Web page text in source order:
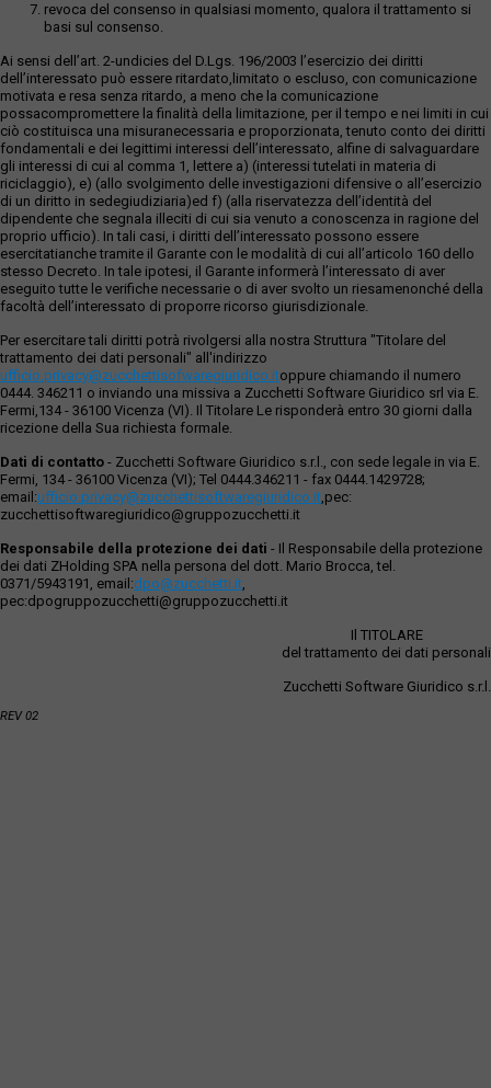
revoca del consenso in qualsiasi momento, qualora il trattamento si
basi sul consenso.
Ai sensi dell’art. 2-undicies del D.Lgs. 196/2003 l’esercizio dei diritti
dell’interessato può essere ritardato,limitato o escluso, con comunicazione
motivata e resa senza ritardo, a meno che la comunicazione
possacompromettere la finalità della limitazione, per il tempo e nei limiti in cui
ciò costituisca una misuranecessaria e proporzionata, tenuto conto dei diritti
fondamentali e dei legittimi interessi dell’interessato, alfine di salvaguardare
gli interessi di cui al comma 1, lettere a) (interessi tutelati in materia di
riciclaggio), e) (allo svolgimento delle investigazioni difensive o all’esercizio
di un diritto in sedegiudiziaria)ed f) (alla riservatezza dell’identità del
dipendente che segnala illeciti di cui sia venuto a conoscenza in ragione del
proprio ufficio). In tali casi, i diritti dell’interessato possono essere
esercitatianche tramite il Garante con le modalità di cui all’articolo 160 dello
stesso Decreto. In tale ipotesi, il Garante informerà l’interessato di aver
eseguito tutte le verifiche necessarie o di aver svolto un riesamenonché della
facoltà dell’interessato di proporre ricorso giurisdizionale.
Per esercitare tali diritti potrà rivolgersi alla nostra Struttura "Titolare del
trattamento dei dati personali" all'indirizzo
ufficio.privacy@zucchettisofwaregiuridico.itoppure chiamando il numero
0444. 346211 o inviando una missiva a Zucchetti Software Giuridico srl via E.
Fermi,134 - 36100 Vicenza (VI). Il Titolare Le risponderà entro 30 giorni dalla
ricezione della Sua richiesta formale.
Dati di contatto - Zucchetti Software Giuridico s.r.l., con sede legale in via E.
Fermi, 134 - 36100 Vicenza (VI); Tel 0444.346211 - fax 0444.1429728;
email:ufficio.privacy@zucchettisoftwaregiuridico.it ,pec:
zucchettisoftwaregiuridico@gruppozucchetti.it
Responsabile della protezione dei dati - Il Responsabile della protezione
dei dati ZHolding SPA nella persona del dott. Mario Brocca, tel.
0371/5943191, email:dpo@zucchetti.it
pec:dpogruppozucchetti@gruppozucchetti.it
Il TITOLARE
del trattamento dei dati personali
Zucchetti Software Giuridico s.r.l.
REV 02